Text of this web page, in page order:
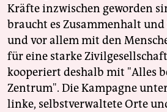
Kräfte inzwischen geworden
braucht es Zusammenhalt
und vor allem mit den
für eine starke
kooperiert deshalb mit "Alles
Zentrum". Die Kampagne
linke, selbstverwaltete Orte